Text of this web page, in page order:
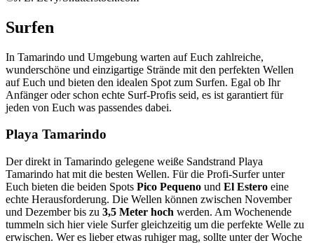
Surfen
In Tamarindo und Umgebung warten auf Euch zahlreiche,
wunderschöne und einzigartige Strände mit den perfekten Wellen
auf Euch und bieten den idealen Spot zum Surfen. Egal ob Ihr
Anfänger oder schon echte Surf-Profis seid, es ist garantiert für
jeden von Euch was passendes dabei.
Playa Tamarindo
Der direkt in Tamarindo gelegene weiße Sandstrand Playa
Tamarindo hat mit die besten Wellen. Für die Profi-Surfer unter
Euch bieten die beiden Spots Pico Pequeno und El Estero eine
echte Herausforderung. Die Wellen können zwischen November
und Dezember bis zu 3,5 Meter hoch werden. Am Wochenende
tummeln sich hier viele Surfer gleichzeitig um die perfekte Welle zu
erwischen. Wer es lieber etwas ruhiger mag, sollte unter der Woche